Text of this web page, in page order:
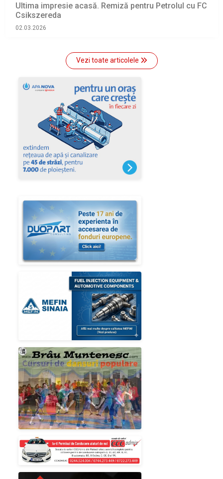
Ultima impresie acasă. Remiză pentru Petrolul cu FC
Csikszereda
02.03.2026
Vezi toate articolele